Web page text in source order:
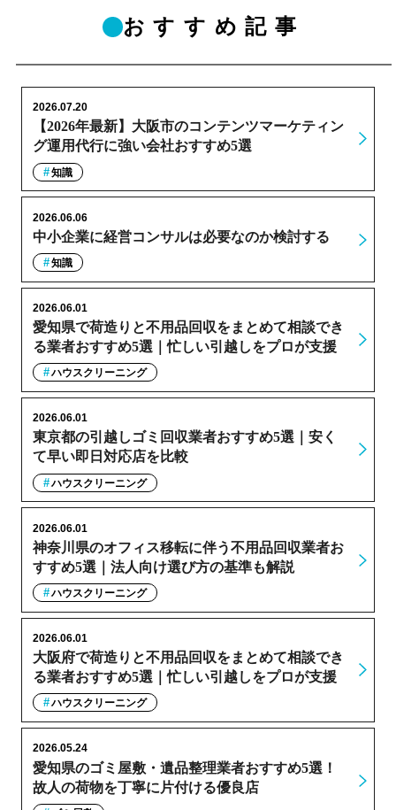
おすすめ記事
【2026年最新】大阪市のコンテンツマーケティン
グ運用代行に強い会社おすすめ5選
2026.07.20
知識
中小企業に経営コンサルは必要なのか検討する
2026.06.06
知識
愛知県で荷造りと不用品回収をまとめて相談でき
る業者おすすめ5選｜忙しい引越しをプロが支援
2026.06.01
ハウスクリーニング
東京都の引越しゴミ回収業者おすすめ5選｜安く
て早い即日対応店を比較
2026.06.01
ハウスクリーニング
神奈川県のオフィス移転に伴う不用品回収業者お
すすめ5選｜法人向け選び方の基準も解説
2026.06.01
ハウスクリーニング
大阪府で荷造りと不用品回収をまとめて相談でき
る業者おすすめ5選｜忙しい引越しをプロが支援
2026.06.01
ハウスクリーニング
愛知県のゴミ屋敷・遺品整理業者おすすめ5選！
故人の荷物を丁寧に片付ける優良店
2026.05.24